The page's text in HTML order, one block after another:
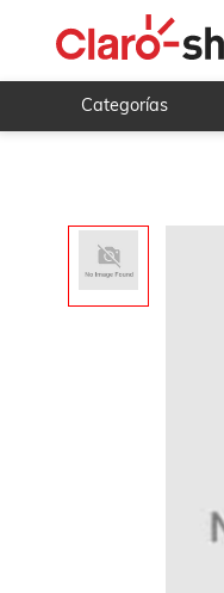
Categorías
Hogar y jardín
Deportes y ocio
Animales y mascotas
Libros, revistas y
Base Amortiguador Mkx